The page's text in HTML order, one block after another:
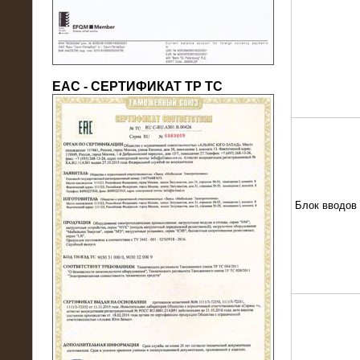
22.05.2016
Нагрузочный модуль в контейнере
10 МВт (0,4 кВ - напряжение)
ЕАС - СЕРТИФИКАТ ТР ТС
Блок вводов